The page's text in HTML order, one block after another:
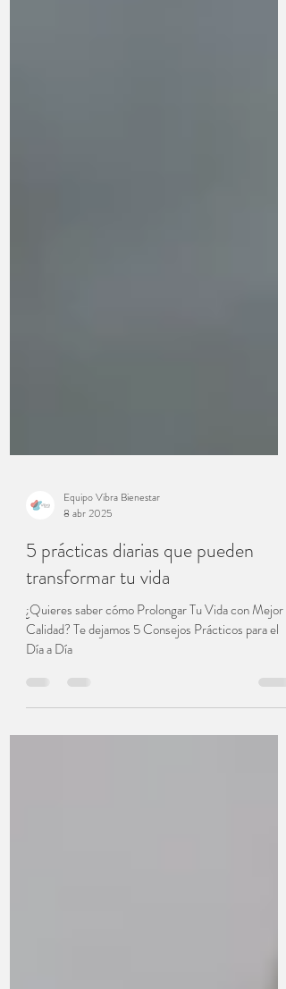
Equipo Vibra Bienestar
8 abr 2025
5 prácticas diarias que pueden
transformar tu vida
Calidad? Te dejamos 5 Consejos Prácticos para el
Día a Día